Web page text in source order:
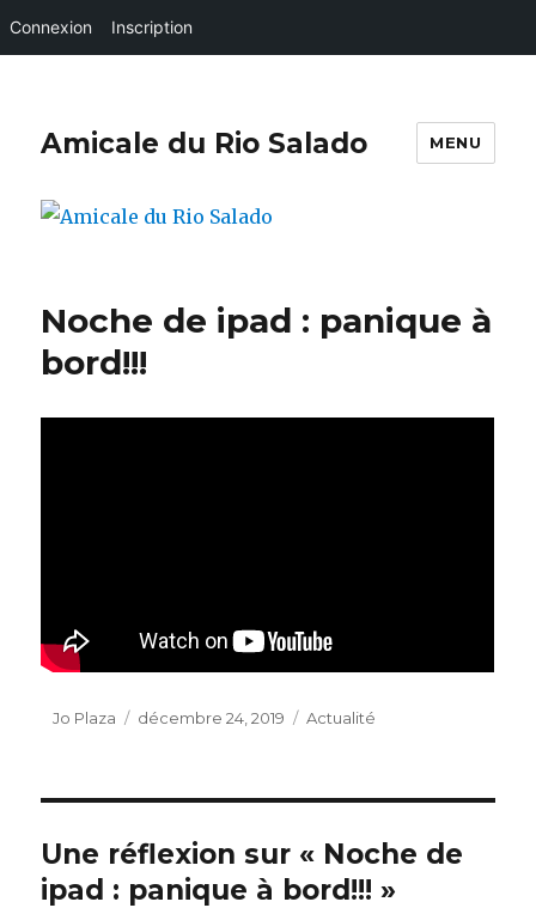
Connexion Inscription
Amicale du Rio Salado MENU
Noche de ipad : panique à
bord!!!
Auteur
Jo Plaza
Publié
décembre 24, 2019 Catégories
Actualité
Une réflexion sur « Noche de
ipad : panique à bord!!! »